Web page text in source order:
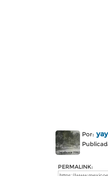
Por:
PERMALINK: